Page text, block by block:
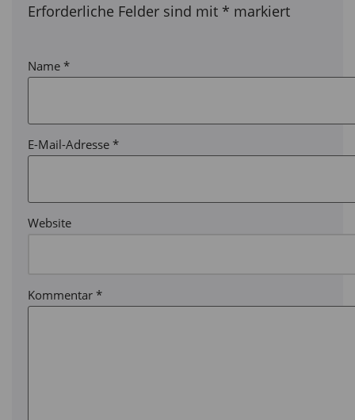
Erforderliche Felder sind mit * markiert
Name *
E-Mail-Adresse *
Website
Kommentar *